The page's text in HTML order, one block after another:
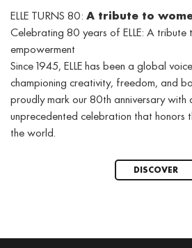
ELLE TURNS 80: A tribute to
Celebrating 80 years of ELLE: A tribute
empowerment
Since 1945, ELLE has been a global
championing creativity, freedom, and
proudly mark our 80th anniversary with
unprecedented celebration that honors
the world.
DISCOVER